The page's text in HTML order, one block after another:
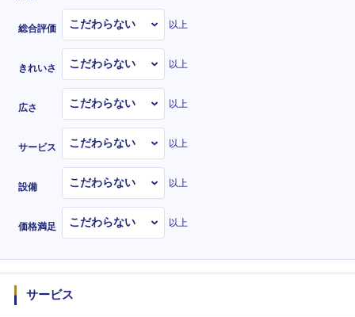
総合評価 以上
きれいさ 以上
広さ 以上
サービス 以上
設備 以上
価格満足 以上
サービス